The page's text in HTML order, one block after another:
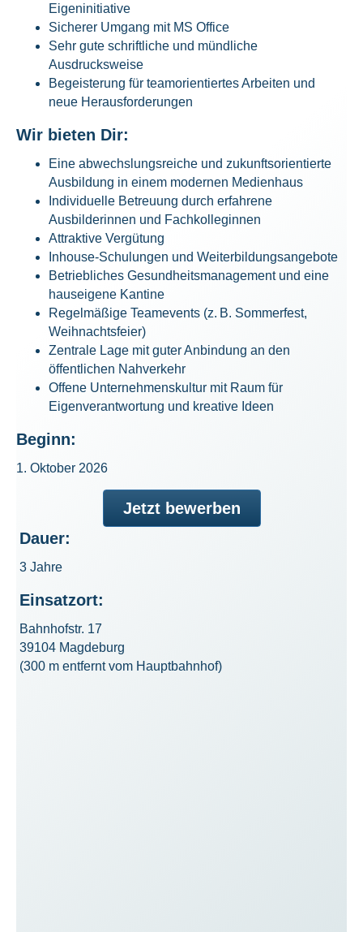
Eigeninitiative
Sicherer Umgang mit MS Office
Sehr gute schriftliche und mündliche
Ausdrucksweise
Begeisterung für teamorientiertes Arbeiten und
neue Herausforderungen
Wir bieten Dir:
Eine abwechslungsreiche und zukunftsorientierte
Ausbildung in einem modernen Medienhaus
Individuelle Betreuung durch erfahrene
Ausbilderinnen und Fachkolleginnen
Attraktive Vergütung
Inhouse-Schulungen und Weiterbildungsangebote
Betriebliches Gesundheitsmanagement und eine
hauseigene Kantine
Regelmäßige Teamevents (z. B. Sommerfest,
Weihnachtsfeier)
Zentrale Lage mit guter Anbindung an den
öffentlichen Nahverkehr
Offene Unternehmenskultur mit Raum für
Eigenverantwortung und kreative Ideen
Beginn:
1. Oktober 2026
Jetzt bewerben
Dauer:
3 Jahre
Einsatzort:
Bahnhofstr. 17
39104 Magdeburg
(300 m entfernt vom Hauptbahnhof)